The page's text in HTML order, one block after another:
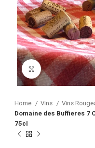
Click to enlarge
Home Vins
Vins
Domaine des Buffieres 7
75cl